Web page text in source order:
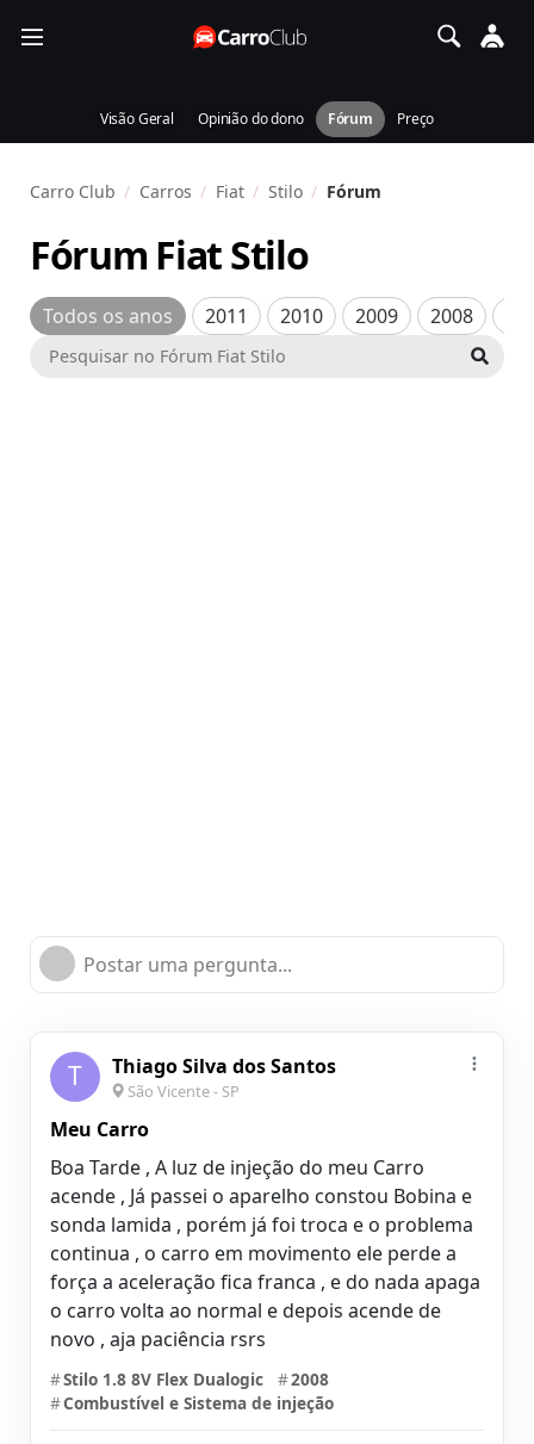
Visão Geral Opinião do dono Fórum Preço
Carro Club Carros Fiat Stilo Fórum
Fórum Fiat Stilo
Todos os anos 2011 2010 2009 2008
Postar uma pergunta...
T Thiago Silva dos Santos
São Vicente - SP
Meu Carro
Boa Tarde , A luz de injeção do meu Carro
acende , Já passei o aparelho constou Bobina e
sonda lamida , porém já foi troca e o problema
continua , o carro em movimento ele perde a
força a aceleração fica franca , e do nada apaga
o carro volta ao normal e depois acende de
novo , aja paciência rsrs
#Stilo 1.8 8V Flex Dualogic #2008
#Combustível e Sistema de injeção